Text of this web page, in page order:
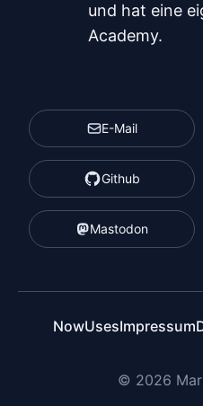
und hat eine
Academy.
E-Mail
Github
Mastodon
NowUsesImpressum
© 2026